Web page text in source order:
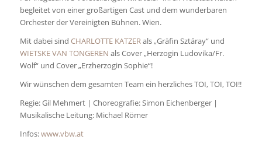
begleitet von einer großartigen Cast und dem wunderbaren
Orchester der Vereinigten Bühnen. Wien.
Mit dabei sind CHARLOTTE KATZERals „Gräfin Sztáray“ und
WIETSKE VAN TONGEREN als Cover „Herzogin Ludovika/Fr.
Wolf“ und Cover „Erzherzogin Sophie“!
Wir wünschen dem gesamten Team ein herzliches TOI, TOI, TOI!!
Regie: Gil Mehmert | Choreografie: Simon Eichenberger |
Musikalische Leitung: Michael Römer
Infos:www.vbw.at